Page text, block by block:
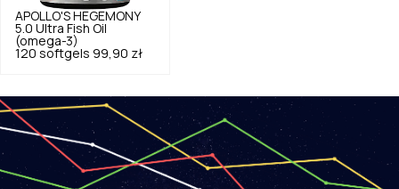
APOLLO'S HEGEMONY
5.0 Ultra Fish Oil
(omega-3)
120 softgels 99,90 zł